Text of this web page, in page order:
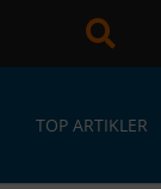
TOP ARTIKLER